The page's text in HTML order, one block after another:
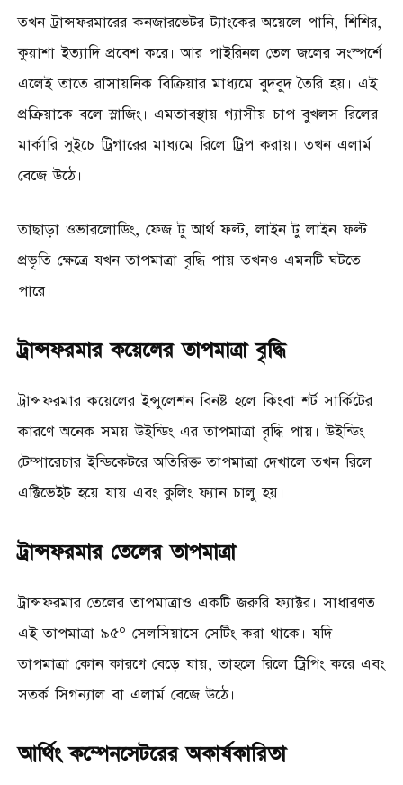
তখন ট্রান্সফরমারের কনজারভেটর ট্যাংকের অয়েলে পানি, শিশির,
কুয়াশা ইত্যাদি প্রবেশ করে। আর পাইরিনল তেল জলের সংস্পর্শে
এলেই তাতে রাসায়নিক বিক্রিয়ার মাধ্যমে বুদবুদ তৈরি হয়। এই
প্রক্রিয়াকে বলে স্লাজিং। এমতাবস্থায় গ্যাসীয় চাপ বুখলস রিলের
মার্কারি সুইচে ট্রিগারের মাধ্যমে রিলে ট্রিপ করায়। তখন এলার্ম
বেজে উঠে।
তাছাড়া ওভারলোডিং, ফেজ টু আর্থ ফল্ট, লাইন টু লাইন ফল্ট
প্রভৃতি ক্ষেত্রে যখন তাপমাত্রা বৃদ্ধি পায় তখনও এমনটি ঘটতে
পারে।
ট্রান্সফরমার কয়েলের তাপমাত্রা বৃদ্ধি
ট্রান্সফরমার কয়েলের ইন্সুলেশন বিনষ্ট হলে কিংবা শর্ট সার্কিটের
কারণে অনেক সময় উইন্ডিং এর তাপমাত্রা বৃদ্ধি পায়। উইন্ডিং
টেম্পারেচার ইন্ডিকেটরে অতিরিক্ত তাপমাত্রা দেখালে তখন রিলে
এক্টিভেইট হয়ে যায় এবং কুলিং ফ্যান চালু হয়।
ট্রান্সফরমার তেলের তাপমাত্রা
ট্রান্সফরমার তেলের তাপমাত্রাও একটি জরুরি ফ্যাক্টর। সাধারণত
এই তাপমাত্রা ৯৫° সেলসিয়াসে সেটিং করা থাকে। যদি
তাপমাত্রা কোন কারণে বেড়ে যায়, তাহলে রিলে ট্রিপিং করে এবং
সতর্ক সিগন্যাল বা এলার্ম বেজে উঠে।
আর্থিং কম্পেনসেটরের অকার্যকারিতা